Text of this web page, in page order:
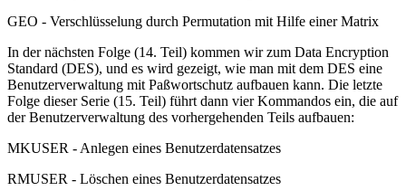
GEO - Verschlüsselung durch Permutation mit Hilfe einer Matrix
In der nächsten Folge (14. Teil) kommen wir zum Data Encryption
Standard (DES), und es wird gezeigt, wie man mit dem DES eine
Benutzerverwaltung mit Paßwortschutz aufbauen kann. Die letzte
Folge dieser Serie (15. Teil) führt dann vier Kommandos ein, die auf
der Benutzerverwaltung des vorhergehenden Teils aufbauen:
MKUSER - Anlegen eines Benutzerdatensatzes
RMUSER - Löschen eines Benutzerdatensatzes